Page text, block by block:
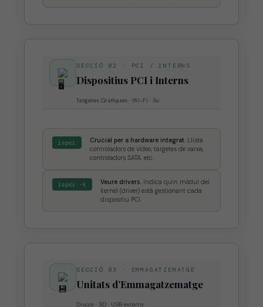
SECCIÓ 02 · PCI / INTERNS
Dispositius PCI i Interns
Targetes Gràfiques · Wi-Fi · So
lspci Crucial per a hardware integrat. Llista
controladors de vídeo, targetes de xarxa,
controladors SATA, etc.
lspci -k Veure drivers. Indica quin mòdul del
kernel (driver) està gestionant cada
dispositiu PCI.
SECCIÓ 03 · EMMAGATZEMATGE
Unitats d’Emmagatzematge
Discos · SD · USB externs